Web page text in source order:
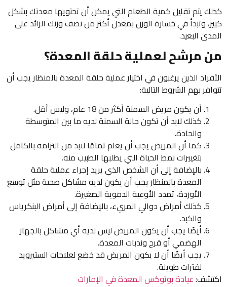
كذلك يتم تقليل كمية الطعام التي يمكن أن تحتويها معدتك بشكل
كبير، وتبدأ في خسارة الوزن بمعدل أكثر من نصف وزنك الزائد على
المدى البعيد.
من مرشح لعملية حلقة المعدة؟
الأفراد الذين يرغبون في اختيار عملية حلقة المعدة بالمنظار يجب أن
تتوافر بهم الشروط التالية:
أن يكون مريض السمنة أكثر من 18 عام، وليس أقل.
كذلك لابد أن تكون حالة السمنة لديه ما بين المتوسطة
والحادة.
كما أن المريض يجب أن يعلم تمامًا لابد من التزامه بالكامل
بتغييرات نمط الحياة التي يطلبها الطبيب منه.
بالإضافة إلى أن الشخص الذي يريد إجراء عملية حلقة
المعدة بالمنظار يجب أن يكون لديه مشاكل صحية مثل توسع
الأوردة، تمدد الأوعية الدموية الصغيرة.
كذلك أمراض دوالي المريء، بالإضافة إلى أمراض البنكرياس
والكبد.
أيضًا يجب أن يكون المريض ليس لديه أي مشاكل بالجهاز
الهضمي أو قرح وندبات المعدة.
يجب أيضًا أن لا يكون المريض قد خضع لعلاجات الستيرويد
لفترات طويلة.
اكتشف:عيادة بوتوكس المعدة في الإمارات